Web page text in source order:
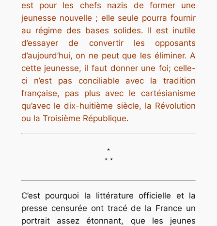
est pour les chefs nazis de former une
jeunesse nouvelle ; elle seule pourra fournir
au régime des bases solides. Il est inutile
d’essayer de convertir les opposants
d’aujourd’hui, on ne peut que les éliminer. A
cette jeunesse, il faut donner une foi; celle-
ci n’est pas conciliable avec la tradition
française, pas plus avec le cartésianisme
qu’avec le dix-huitième siècle, la Révolution
ou la Troisième République.
*
* *
C’est pourquoi la littérature officielle et la
presse censurée ont tracé de la France un
portrait assez étonnant, que les jeunes